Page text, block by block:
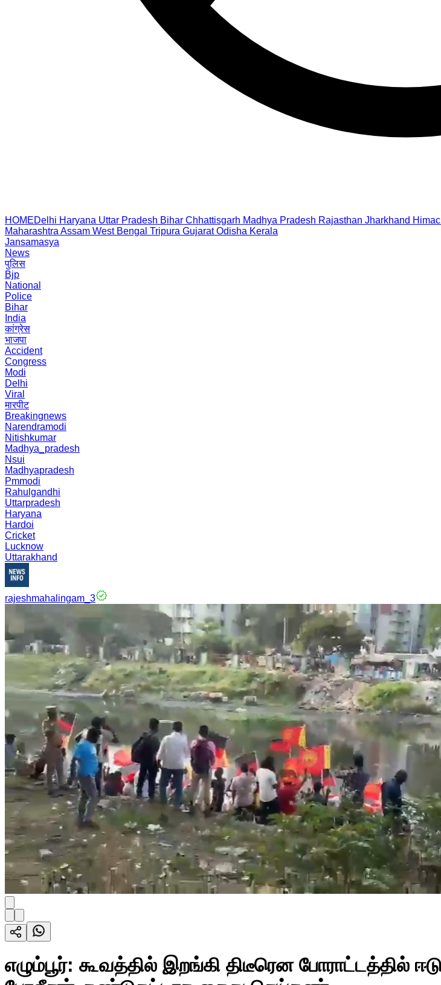
HOMEDelhi Haryana Uttar Pradesh Bihar Chhattisgarh Madhya Pradesh Rajasthan Jharkhand
Maharashtra Assam West Bengal Tripura Gujarat Odisha Kerala
Jansamasya
News
पुलिस
Bjp
National
Police
Bihar
India
कांग्रेस
भाजपा
Accident
Congress
Modi
Delhi
Viral
मारपीट
Breakingnews
Narendramodi
Nitishkumar
Madhya_pradesh
Nsui
Madhyapradesh
Pmmodi
Rahulgandhi
Uttarpradesh
Haryana
Hardoi
Cricket
Lucknow
Uttarakhand
rajeshmahalingam_3
எழும்பூர்: கூவத்தில் இறங்கி திடீரென போராட்டத்தில்